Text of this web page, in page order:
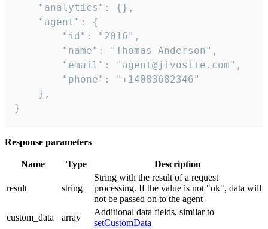
    "analytics": {},
    "agent": {
        "id": "2016",
        "name": "Thomas Anderson",
        "email": "agent@jivosite.com",
        "phone": "+14083682346"
    },
}
Response parameters
Name Type Description
result string
String with the result of a request
processing. If the value is not "ok", data will
not be passed on to the agent
custom_data
array
Additional data fields, similar to
setCustomData